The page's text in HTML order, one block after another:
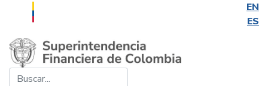
EN
ES
Saltar al contenido principal